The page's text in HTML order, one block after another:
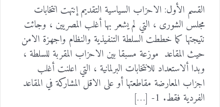
القسم الأول: الاحزاب السياسية التقديم إنتهت انتخابات
مجلس الشورى ، التي لم يشعر بها أغلب المصريين ، وجائت
نتيجتها كما خططت السلطة التنفيذية والنظام واجهزة الامن
حيث المقاعد موزعة مسبقا بين الاحزاب المقربة للسلطة ،
وبدا ألاستعداد للانتخابات البرلمانية ، التي اعلنت أغلب
اجزاب المعارضة مقاطعتها أو على الاقل المشاركة في المقاعد
الفردية فقط. 1- […]